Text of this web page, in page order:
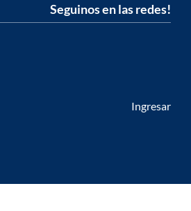
Seguinos en las redes!
Ingresar